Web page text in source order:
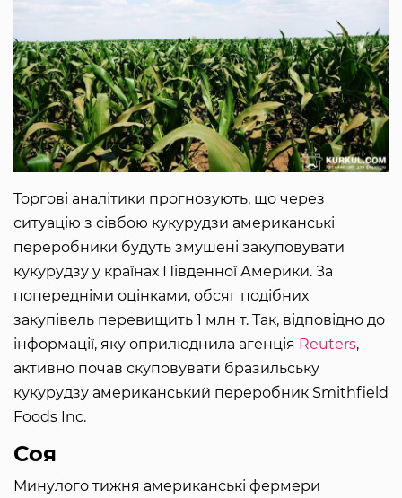
Торгові аналітики прогнозують, що через
ситуацію з сівбою кукурудзи американські
переробники будуть змушені закуповувати
кукурудзу у країнах Південної Америки. За
попередніми оцінками, обсяг подібних
закупівель перевищить 1 млн т. Так, відповідно до
інформації, яку оприлюднила агенція Reuters,
активно почав скуповувати бразильську
кукурудзу американський переробник Smithfield
Foods Inc.
Соя
Минулого тижня американські фермери